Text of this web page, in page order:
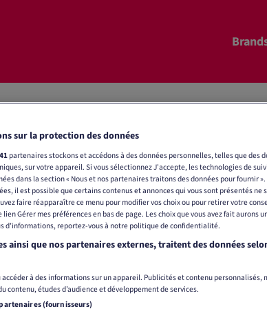
Contact
publicitairesproposées par
de communication, mais vous n’avez
votre demande aux experts
sur la protection des données
partenaires stockons et accédons à des données personnelles, telles que des
sur votre appareil. Si vous sélectionnez J'accepte, les technologies de
dans la section « Nous et nos partenaires traitons des données pour fournir
il est possible que certains contenus et annonces qui vous sont présentés
faire réapparaître ce menu pour modifier vos choix ou pour retirer votre
Gérer mes préférences en bas de page. Les choix que vous avez fait aurons
d’informations, reportez-vous à notre politique de confidentialité.
ainsi que nos partenaires externes, traitent des données
à des informations sur un appareil. Publicités et contenu personnalisés,
contenu, études d’audience et développement de services.
(fournisseurs)